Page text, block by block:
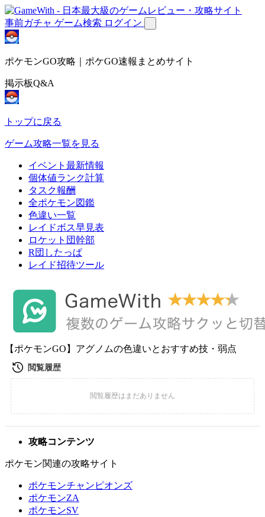
事前ガチャ ゲーム検索 ログイン
ポケモンGO攻略｜ポケGO速報まとめサイト
掲示板Q&A
トップに戻る
ゲーム攻略一覧を見る
イベント最新情報
個体値ランク計算
タスク報酬
全ポケモン図鑑
色違い一覧
レイドボス早見表
ロケット団幹部
R団したっぱ
レイド招待ツール
【ポケモンGO】アグノムの色違いとおすすめ技・弱点
攻略コンテンツ
ポケモン関連の攻略サイト
ポケモンチャンピオンズ
ポケモンZA
ポケモンSV